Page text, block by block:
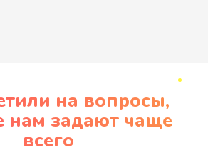
на вопросы,
нам задают чаще
всего